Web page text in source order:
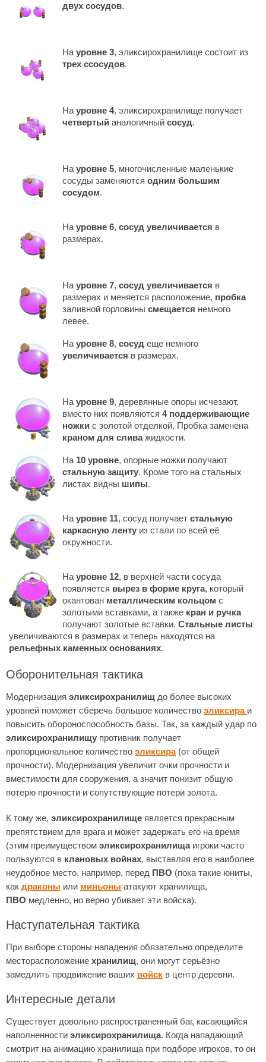
двух сосудов.
На уровне 3, эликсирохранилище состоит из
трех cсосудов.
На уровне 4, эликсирохранилище получает
четвертый аналогичный сосуд.
На уровне 5, многочисленные маленькие
сосуды заменяются одним большим
сосудом.
На уровне 6, сосуд увеличивается в
размерах.
На уровне 7, сосуд увеличивается в
размерах и меняется расположение, пробка
заливной горловины смещается немного
левее.
На уровне 8, сосуд еще немного
увеличивается в размерах.
На уровне 9, деревянные опоры исчезают,
вместо них появляются 4 поддерживающие
ножки с золотой отделкой. Пробка заменена
краном для сливажидкости.
На 10 уровне, опорные ножки получают
стальную защиту. Кроме того на стальных
листах видны шипы.
На уровне 11, сосуд получает стальную
каркасную ленту из стали по всей её
окружности.
На уровне 12, в верхней части сосуда
появляется вырез в форме круга, который
окантован металлическим кольцом с
золотыми вставками, а также кран и ручка
получают золотые вставки. Стальные листы
увеличиваются в размерах и теперь находятся на
рельефных каменных основаниях.
Оборонительная тактика
Модернизация эликсирохранилищ до более высоких
уровней поможет сберечь большое количество эликсира и
повысить обороноспособность базы. Так, за каждый удар по
эликсирохранилищу противник получает
пропорциональное количество эликсира(от общей
прочности). Модернизация увеличит очки прочности и
вместимости для сооружения, а значит понизит общую
потерю прочности и сопутствующие потери золота.
К тому же, эликсирохранилище является прекрасным
препятствием для врага и может задержать его на время
(этим преимуществом эликсирохранилищаигроки часто
пользуются в клановых войнах, выставляя его в наиболее
неудобное место, например, перед ПВО (пока такие юниты,
как драконы или миньоны атакуют хранилища,
ПВО медленно, но верно убивает эти войска).
Наступательная тактика
При выборе стороны нападения обязательно определите
месторасположение хранилищ, они могут серьёзно
замедлить продвижение ваших войск в центр деревни.
Интересные детали
Существует довольно распространенный баг, касающийся
наполненности эликсирохранилища. Когда нападающий
смотрит на анимацию хранилища при подборе игроков, то он